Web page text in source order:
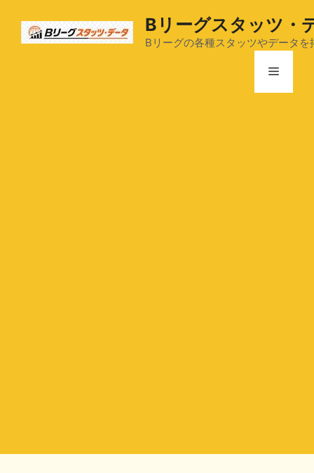
Bリーグスタッツ・
Bリーグの各種スタッツやデータを
メ